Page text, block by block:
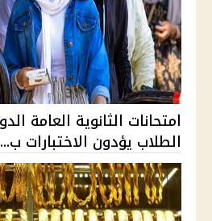
الطلاب يؤدون الاختبارات ب...